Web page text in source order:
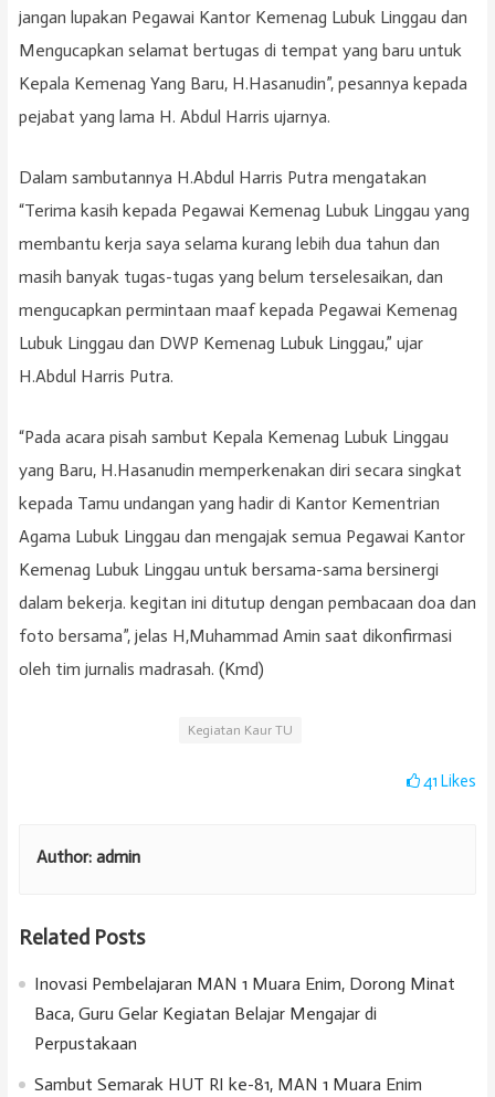
jangan lupakan Pegawai Kantor Kemenag Lubuk Linggau dan
Mengucapkan selamat bertugas di tempat yang baru untuk
Kepala Kemenag Yang Baru, H.Hasanudin”, pesannya kepada
pejabat yang lama H. Abdul Harris ujarnya.
Dalam sambutannya H.Abdul Harris Putra mengatakan
“Terima kasih kepada Pegawai Kemenag Lubuk Linggau yang
membantu kerja saya selama kurang lebih dua tahun dan
masih banyak tugas-tugas yang belum terselesaikan, dan
mengucapkan permintaan maaf kepada Pegawai Kemenag
Lubuk Linggau dan DWP Kemenag Lubuk Linggau,” ujar
H.Abdul Harris Putra.
“Pada acara pisah sambut Kepala Kemenag Lubuk Linggau
yang Baru, H.Hasanudin memperkenakan diri secara singkat
kepada Tamu undangan yang hadir di Kantor Kementrian
Agama Lubuk Linggau dan mengajak semua Pegawai Kantor
Kemenag Lubuk Linggau untuk bersama-sama bersinergi
dalam bekerja. kegitan ini ditutup dengan pembacaan doa dan
foto bersama”, jelas H,Muhammad Amin saat dikonfirmasi
oleh tim jurnalis madrasah. (Kmd)
Kegiatan Kaur TU
41Likes
Author: admin
Related Posts
Inovasi Pembelajaran MAN 1 Muara Enim, Dorong Minat
Baca, Guru Gelar Kegiatan Belajar Mengajar di
Perpustakaan
Sambut Semarak HUT RI ke-81, MAN 1 Muara Enim